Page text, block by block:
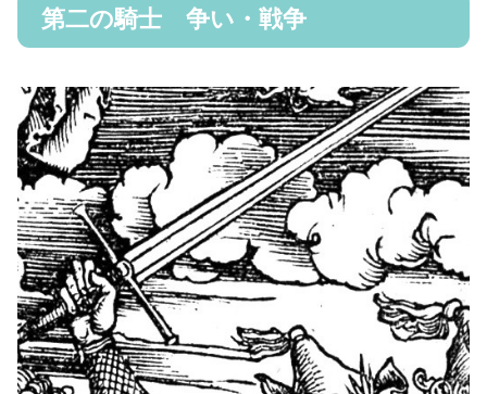
第二の騎士 争い・戦争